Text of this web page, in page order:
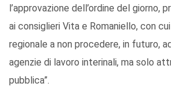
l’approvazione dell’ordine del giorno,
ai consiglieri Vita e Romaniello, con
regionale a non procedere, in futuro,
agenzie di lavoro interinali, ma solo
pubblica”.